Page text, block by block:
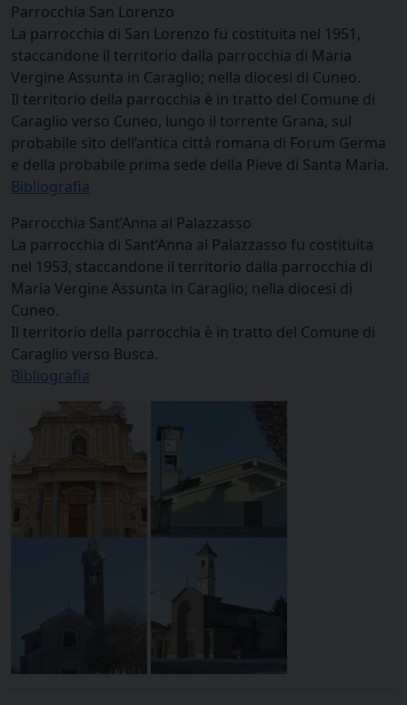
Parrocchia San Lorenzo
La parrocchia di San Lorenzo fu costituita nel 1951,
staccandone il territorio dalla parrocchia di Maria
Vergine Assunta in Caraglio; nella diocesi di Cuneo.
Il territorio della parrocchia è in tratto del Comune di
Caraglio verso Cuneo, lungo il torrente Grana, sul
probabile sito dell’antica città romana di Forum Germa
e della probabile prima sede della Pieve di Santa Maria.
Bibliografia
Parrocchia Sant’Anna al Palazzasso
La parrocchia di Sant’Anna al Palazzasso fu costituita
nel 1953, staccandone il territorio dalla parrocchia di
Maria Vergine Assunta in Caraglio; nella diocesi di
Cuneo.
Il territorio della parrocchia è in tratto del Comune di
Caraglio verso Busca.
Bibliografia